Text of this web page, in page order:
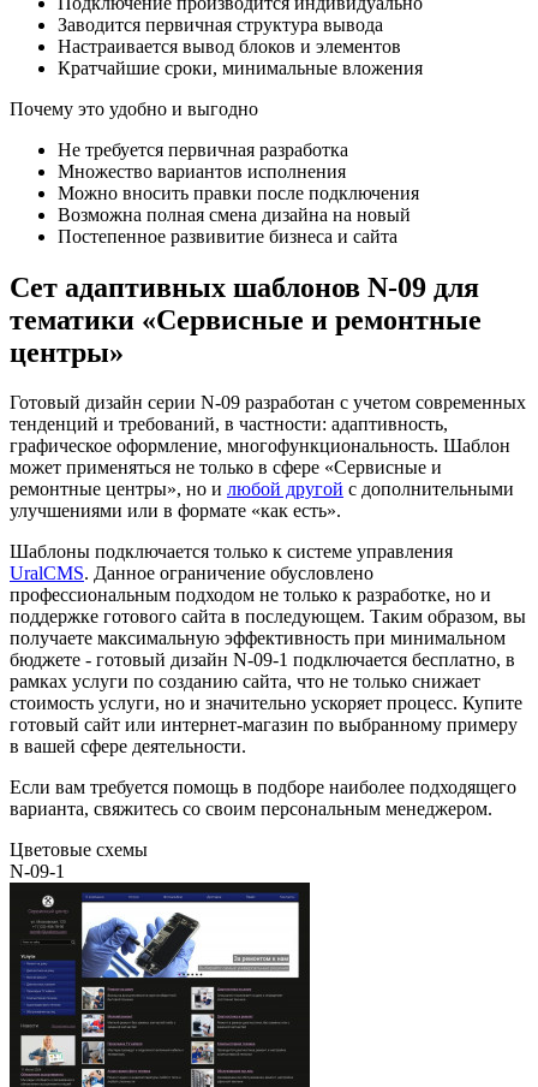
Заводится первичная структура вывода
Настраивается вывод блоков и элементов
Кратчайшие сроки, минимальные вложения
Почему это удобно и выгодно
Не требуется первичная разработка
Множество вариантов исполнения
Можно вносить правки после подключения
Возможна полная смена дизайна на новый
Постепенное развивитие бизнеса и сайта
Сет адаптивных шаблонов N-09 для
тематики «Сервисные и ремонтные
центры»
Готовый дизайн серии N-09 разработан с учетом современных
тенденций и требований, в частности: адаптивность,
графическое оформление, многофункциональность. Шаблон
может применяться не только в сфере «Сервисные и
ремонтные центры», но и любой другой с дополнительными
улучшениями или в формате «как есть».
Шаблоны подключается только к системе управления
UralCMS. Данное ограничение обусловлено
профессиональным подходом не только к разработке, но и
поддержке готового сайта в последующем. Таким образом, вы
получаете максимальную эффективность при минимальном
бюджете - готовый дизайн N-09-1 подключается бесплатно, в
рамках услуги по созданию сайта, что не только снижает
стоимость услуги, но и значительно ускоряет процесс. Купите
готовый сайт или интернет-магазин по выбранному примеру
в вашей сфере деятельности.
Если вам требуется помощь в подборе наиболее подходящего
варианта, свяжитесь со своим персональным менеджером.
Цветовые схемы
N-09-1